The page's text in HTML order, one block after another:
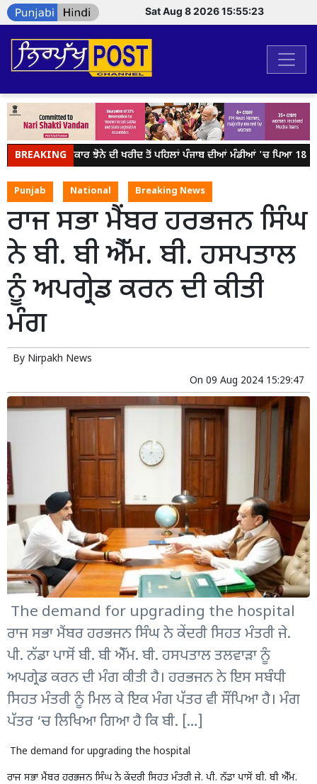
Sat Aug 8 2026 15:55:23
BREAKING
ਕੇਂਦਰ ਸਰਕਾਰ ਝੋਨੇ ਦੀ ਖਰੀਦ ਤੋਂ ਪਹਿਲਾਂ ਪੰਜਾਬ ਦੀਆਂ ਮੰਡੀਆਂ 'ਚ ਪਿਆ 18 ਲੱਖ
Punjab National Breaking News
ਰਾਜ ਸਭਾ ਮੈਂਬਰ ਹਰਭਜਨ ਸਿੰਘ
ਨੇ ਬੀ. ਬੀ ਐੱਮ. ਬੀ. ਹਸਪਤਾਲ
ਨੂੰ ਅਪਗ੍ਰੇਡ ਕਰਨ ਦੀ ਕੀਤੀ
ਮੰਗ
By Nirpakh News
On 09 Aug 2024 15:29:47
The demand for upgrading the hospital
ਰਾਜ ਸਭਾ ਮੈਂਬਰ ਹਰਭਜਨ ਸਿੰਘ ਨੇ ਕੇਂਦਰੀ ਸਿਹਤ ਮੰਤਰੀ ਜੇ.
ਪੀ. ਨੱਡਾ ਪਾਸੋਂ ਬੀ. ਬੀ ਐੱਮ. ਬੀ. ਹਸਪਤਾਲ ਤਲਵਾੜਾ ਨੂੰ
ਅਪਗ੍ਰੇਡ ਕਰਨ ਦੀ ਮੰਗ ਕੀਤੀ ਹੈ। ਹਰਭਜਨ ਨੇ ਇਸ ਸਬੰਧੀ
ਸਿਹਤ ਮੰਤਰੀ ਨੂੰ ਮਿਲ ਕੇ ਇਕ ਮੰਗ ਪੱਤਰ ਵੀ ਸੌਂਪਿਆ ਹੈ। ਮੰਗ
ਪੱਤਰ ‘ਚ ਲਿਖਿਆ ਗਿਆ ਹੈ ਕਿ ਬੀ. […]
The demand for upgrading the hospital
ਰਾਜ ਸਭਾ ਮੈਂਬਰ ਹਰਭਜਨ ਸਿੰਘ ਨੇ ਕੇਂਦਰੀ ਸਿਹਤ ਮੰਤਰੀ ਜੇ. ਪੀ. ਨੱਡਾ ਪਾਸੋਂ ਬੀ. ਬੀ ਐੱਮ.